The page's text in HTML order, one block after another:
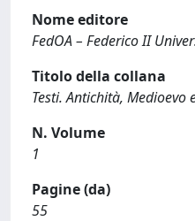
Nome editore
FedOA – Federico II
Titolo della collana
Testi. Antichità, Medioevo
N. Volume
1
Pagine (da)
55